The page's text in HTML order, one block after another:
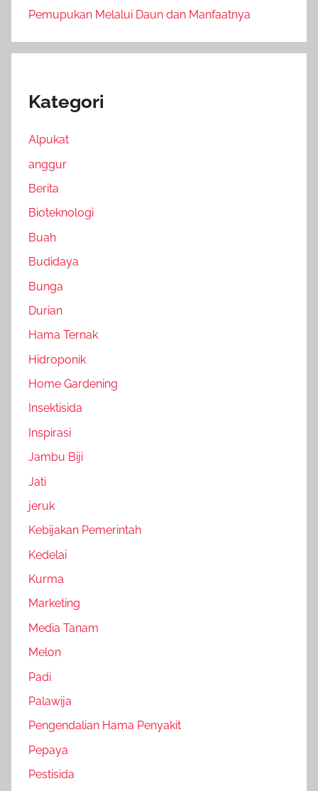
Pemupukan Melalui Daun dan Manfaatnya
Kategori
Alpukat
anggur
Berita
Bioteknologi
Buah
Budidaya
Bunga
Durian
Hama Ternak
Hidroponik
Home Gardening
Insektisida
Inspirasi
Jambu Biji
Jati
jeruk
Kebijakan Pemerintah
Kedelai
Kurma
Marketing
Media Tanam
Melon
Padi
Palawija
Pengendalian Hama Penyakit
Pepaya
Pestisida